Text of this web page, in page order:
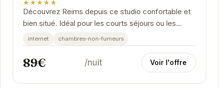
★★★★★
Découvrez Reims depuis ce studio confortable et
bien situé. Idéal pour les courts séjours ou les
voyages d'affaires, il offre un espace de vie...
internet chambres-non-fumeurs
89€ /nuit Voir l'offre